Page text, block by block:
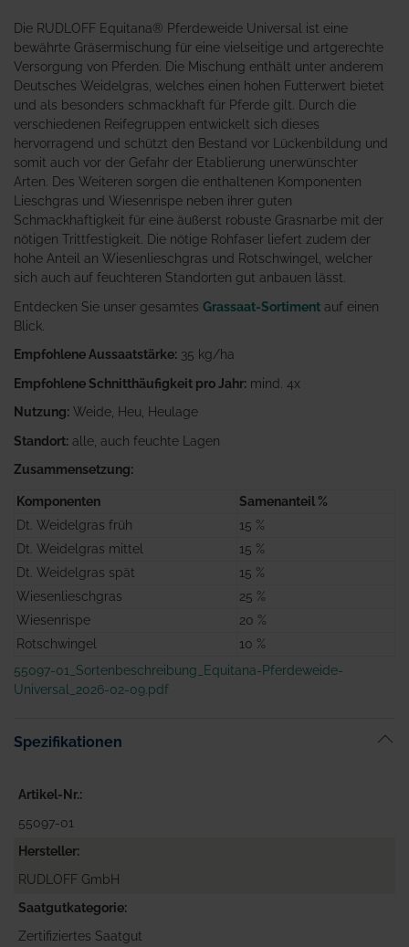
Die RUDLOFF Equitana® Pferdeweide Universal ist eine
bewährte Gräsermischung für eine vielseitige und artgerechte
Versorgung von Pferden. Die Mischung enthält unter anderem
Deutsches Weidelgras, welches einen hohen Futterwert bietet
und als besonders schmackhaft für Pferde gilt. Durch die
verschiedenen Reifegruppen entwickelt sich dieses
hervorragend und schützt den Bestand vor Lückenbildung und
somit auch vor der Gefahr der Etablierung unerwünschter
Arten. Des Weiteren sorgen die enthaltenen Komponenten
Lieschgras und Wiesenrispe neben ihrer guten
Schmackhaftigkeit für eine äußerst robuste Grasnarbe mit der
nötigen Trittfestigkeit. Die nötige Rohfaser liefert zudem der
hohe Anteil an Wiesenlieschgras und Rotschwingel, welcher
sich auch auf feuchteren Standorten gut anbauen lässt.
Entdecken Sie unser gesamtes Grassaat-Sortiment auf einen
Blick.
Empfohlene Aussaatstärke: 35 kg/ha
Empfohlene Schnitthäufigkeit pro Jahr: mind. 4x
Nutzung: Weide, Heu, Heulage
Standort: alle, auch feuchte Lagen
Zusammensetzung:
Komponenten
Samenanteil %
Dt. Weidelgras früh
15 %
Dt. Weidelgras mittel
15 %
Dt. Weidelgras spät
15 %
Wiesenlieschgras
25 %
Wiesenrispe
20 %
Rotschwingel
10 %
55097-01_Sortenbeschreibung_Equitana-Pferdeweide-
Universal_2026-02-09.pdf
Spezifikationen
Artikel-Nr.
55097-01
Hersteller
RUDLOFF GmbH
Saatgutkategorie
Zertifiziertes Saatgut